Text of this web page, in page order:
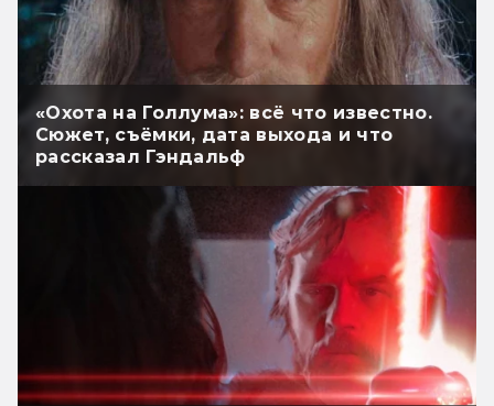
«Охота на Голлума»: всё что известно.
Сюжет, съёмки, дата выхода и что
рассказал Гэндальф